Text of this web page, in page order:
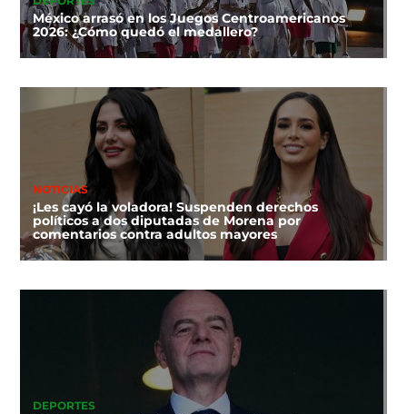
México arrasó en los Juegos Centroamericanos
2026: ¿Cómo quedó el medallero?
NOTICIAS
¡Les cayó la voladora! Suspenden derechos
políticos a dos diputadas de Morena por
comentarios contra adultos mayores
DEPORTES